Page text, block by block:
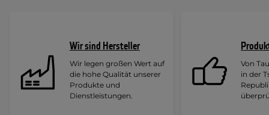
Wir sind Hersteller
Wir legen großen Wert auf
die hohe Qualität unserer
Produkte und
Dienstleistungen.
Von
in der